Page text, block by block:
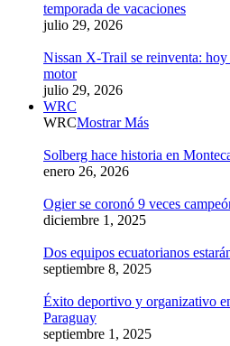
temporada de vacaciones
julio 29, 2026
Nissan X-Trail se reinventa:
motor
julio 29, 2026
WRC
WRCMostrar Más
Solberg hace historia en
enero 26, 2026
Ogier se coronó 9 veces
diciembre 1, 2025
Dos equipos ecuatorianos
septiembre 8, 2025
Éxito deportivo y organizativo
Paraguay
septiembre 1, 2025